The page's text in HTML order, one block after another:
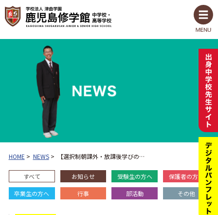
HOME > NEWS> 【選択制朝課外・放課後学びの…
すべて お知らせ 受験生の方へ 保護者の方へ
卒業生の方へ 行事 部活動 その他